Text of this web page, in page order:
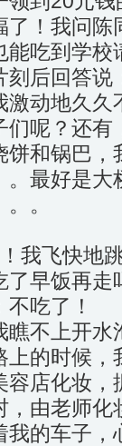
了！我问
吃到学校
刻后回答说
激动地久
们呢？还
饼和锅巴
。最好是
。
我飞快地
早饭再走
吃了！
瞧不上开水
上的时候
容店化妆
，由老师
我的车子